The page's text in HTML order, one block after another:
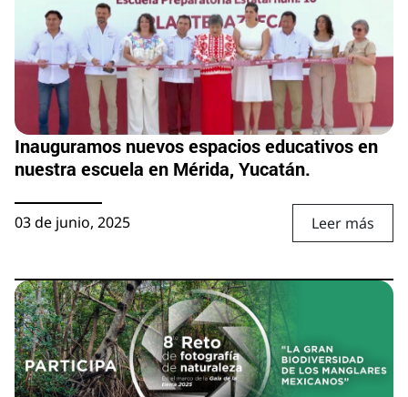
Inauguramos nuevos espacios educativos en
nuestra escuela en Mérida, Yucatán.
03 de junio, 2025 Leer más